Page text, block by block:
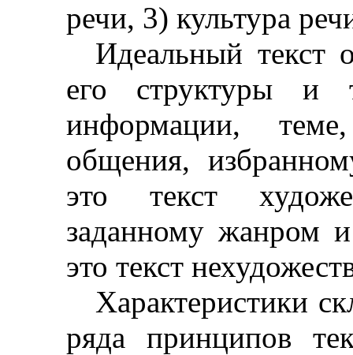
речи, 3) культура
Идеальный текст
его структуры и
информации,
общения,
это текст
заданному жанром и
это текст
Характеристики
ряда принципов